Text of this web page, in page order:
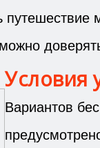
Условия
Вариантов